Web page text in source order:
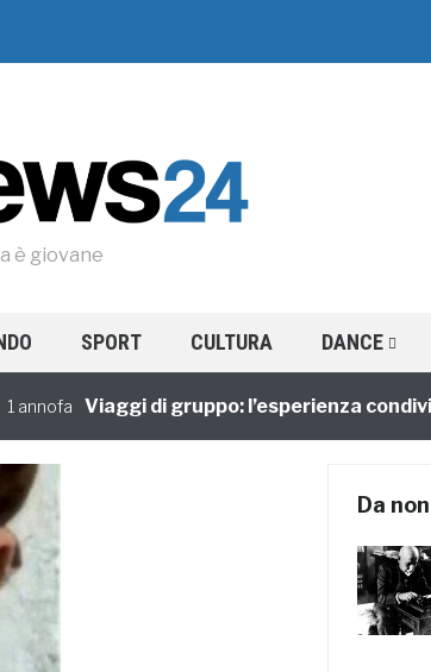
è giovane
SPORT CULTURA DANCE
Viaggi di gruppo: l’esperienza condivisa
Da